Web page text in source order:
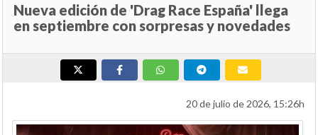
Nueva edición de 'Drag Race España' llega
en septiembre con sorpresas y novedades
20 de julio de 2026, 15:26h